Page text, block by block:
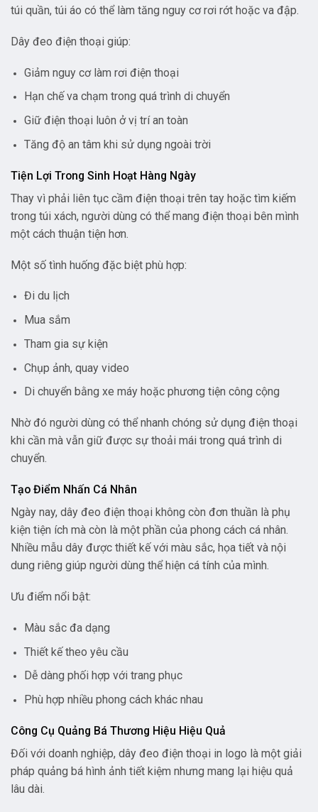
túi quần, túi áo có thể làm tăng nguy cơ rơi rớt hoặc va đập.
Dây đeo điện thoại giúp:
Giảm nguy cơ làm rơi điện thoại
Hạn chế va chạm trong quá trình di chuyển
Giữ điện thoại luôn ở vị trí an toàn
Tăng độ an tâm khi sử dụng ngoài trời
Tiện Lợi Trong Sinh Hoạt Hàng Ngày
Thay vì phải liên tục cầm điện thoại trên tay hoặc tìm kiếm
trong túi xách, người dùng có thể mang điện thoại bên mình
một cách thuận tiện hơn.
Một số tình huống đặc biệt phù hợp:
Đi du lịch
Mua sắm
Tham gia sự kiện
Chụp ảnh, quay video
Di chuyển bằng xe máy hoặc phương tiện công cộng
Nhờ đó người dùng có thể nhanh chóng sử dụng điện thoại
khi cần mà vẫn giữ được sự thoải mái trong quá trình di
chuyển.
Tạo Điểm Nhấn Cá Nhân
Ngày nay, dây đeo điện thoại không còn đơn thuần là phụ
kiện tiện ích mà còn là một phần của phong cách cá nhân.
Nhiều mẫu dây được thiết kế với màu sắc, họa tiết và nội
dung riêng giúp người dùng thể hiện cá tính của mình.
Ưu điểm nổi bật:
Màu sắc đa dạng
Thiết kế theo yêu cầu
Dễ dàng phối hợp với trang phục
Phù hợp nhiều phong cách khác nhau
Công Cụ Quảng Bá Thương Hiệu Hiệu Quả
Đối với doanh nghiệp, dây đeo điện thoại in logo là một giải
pháp quảng bá hình ảnh tiết kiệm nhưng mang lại hiệu quả
lâu dài.